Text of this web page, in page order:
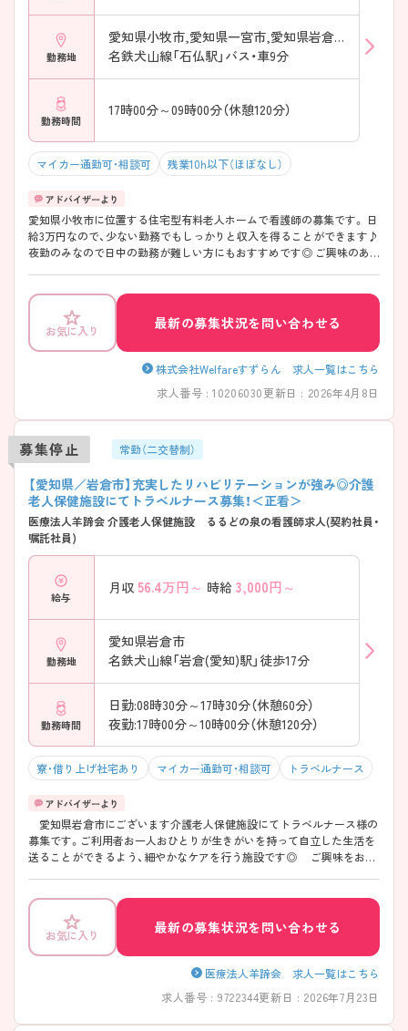
勤務地
愛知県小牧市,愛知県一宮市,愛知県岩倉市
名鉄犬山線「石仏駅」バス・車9分
勤務時間
17時00分～09時00分（休憩120分）
マイカー通勤可・相談可 残業10h以下（ほぼなし）
愛知県小牧市に位置する住宅型有料老人ホームで看護師の募集です。 日
給3万円なので、少ない勤務でもしっかりと収入を得ることができます♪
夜勤のみなので日中の勤務が難しい方にもおすすめです◎ ご興味のあ
お気に入り 最新の募集状況を問い合わせる
株式会社Welfareすずらん 求人一覧はこちら
求人番号 : 10206030更新日 : 2026年4月8日
募集停止 常勤（二交替制）
【愛知県／岩倉市】充実したリハビリテーションが強み◎介護
老人保健施設にてトラベルナース募集！＜正看＞
医療法人羊蹄会 介護老人保健施設 るるどの泉の看護師求人(契約社員・
嘱託社員)
給与
月収 56.4万円～ 時給 3,000円～
勤務地
愛知県岩倉市
名鉄犬山線「岩倉(愛知)駅」徒歩17分
勤務時間
日勤:08時30分～17時30分（休憩60分）
夜勤:17時00分～10時00分（休憩120分）
寮・借り上げ社宅あり マイカー通勤可・相談可 トラベルナース
愛知県岩倉市にございます介護老人保健施設にてトラベルナース様の
募集です。ご利用者お一人おひとりが生きがいを持って自立した生活を
送ることができるよう、細やかなケアを行う施設です◎ ご興味をお持
お気に入り 最新の募集状況を問い合わせる
医療法人羊蹄会 求人一覧はこちら
求人番号 : 9722344更新日 : 2026年7月23日